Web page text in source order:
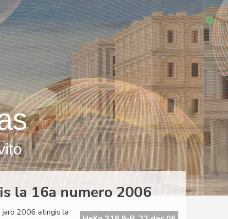
la 16a numero 2006
jaro 2006 atingis la